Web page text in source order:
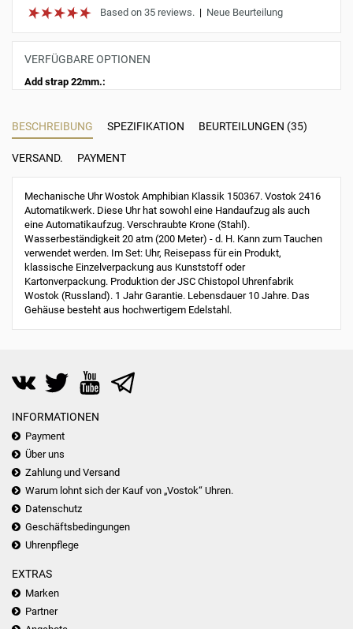
Based on 35 reviews. | Neue Beurteilung
VERFÜGBARE OPTIONEN
Add strap 22mm.:
BESCHREIBUNG SPEZIFIKATION BEURTEILUNGEN (35)
VERSAND. PAYMENT
Mechanische Uhr Wostok Amphibian Klassik 150367. Vostok 2416
Automatikwerk. Diese Uhr hat sowohl eine Handaufzug als auch
eine Automatikaufzug. Verschraubte Krone (Stahl).
Wasserbeständigkeit 20 atm (200 Meter) - d. H. Kann zum Tauchen
verwendet werden. Im Set: Uhr, Reisepass für ein Produkt,
klassische Einzelverpackung aus Kunststoff oder
Kartonverpackung. Produktion der JSC Chistopol Uhrenfabrik
Wostok (Russland). 1 Jahr Garantie. Lebensdauer 10 Jahre. Das
Gehäuse besteht aus hochwertigem Edelstahl.
INFORMATIONEN
Payment
Über uns
Zahlung und Versand
Warum lohnt sich der Kauf von „Vostok“ Uhren.
Datenschutz
Geschäftsbedingungen
Uhrenpflege
EXTRAS
Marken
Partner